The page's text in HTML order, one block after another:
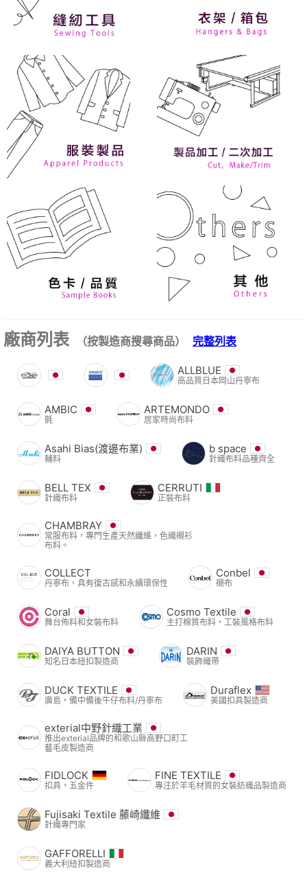
廠商列表 （按製造商搜尋商品） 完整列表
ALLBLUE
高品質日本岡山丹寧布
AMBIC
氈
ARTEMONDO
居家時尚布料
Asahi Bias(渡邊布業)
輔料
b space
針織布料品種齊全
BELL TEX
針織布料
CERRUTI
正裝布料
CHAMBRAY
常服布料，專門生產天然纖維，色織襯衫
布料。
COLLECT
丹寧布，具有復古感和永續環保性
Conbel
襯布
Coral
舞台佈料和女裝布料
Cosmo Textile
主打棉質布料，工裝風格布料
DAIYA BUTTON
知名日本紐扣製造商
DARIN
裝飾織帶
DUCK TEXTILE
廣島・備中備後牛仔布料/丹寧布
Duraflex
美國扣具製造商
exterial中野針織工業
推出exterial品牌的和歌山縣高野口町工
藝毛皮製造商
FIDLOCK
扣具，五金件
FINE TEXTILE
專注於羊毛材質的女裝紡織品製造商
Fujisaki Textile 藤崎纖維
針織專門家
GAFFORELLI
義大利紐扣製造商